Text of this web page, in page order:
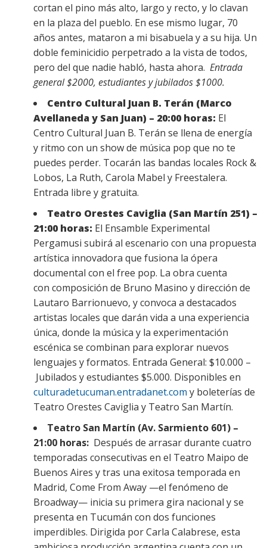
cortan el pino más alto, largo y recto, y lo clavan
en la plaza del pueblo. En ese mismo lugar, 70
años antes, mataron a mi bisabuela y a su hija. Un
doble feminicidio perpetrado a la vista de todos,
pero del que nadie habló, hasta ahora. Entrada
general $2000, estudiantes y jubilados $1000.
Centro Cultural Juan B. Terán (Marco
Avellaneda y San Juan) – 20:00 horas: El
Centro Cultural Juan B. Terán se llena de energía
y ritmo con un show de música pop que no te
puedes perder. Tocarán las bandas locales Rock &
Lobos, La Ruth, Carola Mabel y Freestalera.
Entrada libre y gratuita.
Teatro Orestes Caviglia (San Martín 251) –
21:00 horas: El Ensamble Experimental
Pergamusi subirá al escenario con una propuesta
artística innovadora que fusiona la ópera
documental con el free pop. La obra cuenta
con composición de Bruno Masino y dirección de
Lautaro Barrionuevo, y convoca a destacados
artistas locales que darán vida a una experiencia
única, donde la música y la experimentación
escénica se combinan para explorar nuevos
lenguajes y formatos. Entrada General: $10.000 –
Jubilados y estudiantes $5.000. Disponibles en
culturadetucuman.entradanet.com y boleterías de
Teatro Orestes Caviglia y Teatro San Martín.
Teatro San Martín (Av. Sarmiento 601) –
21:00 horas: Después de arrasar durante cuatro
temporadas consecutivas en el Teatro Maipo de
Buenos Aires y tras una exitosa temporada en
Madrid, Come From Away —el fenómeno de
Broadway— inicia su primera gira nacional y se
presenta en Tucumán con dos funciones
imperdibles. Dirigida por Carla Calabrese, esta